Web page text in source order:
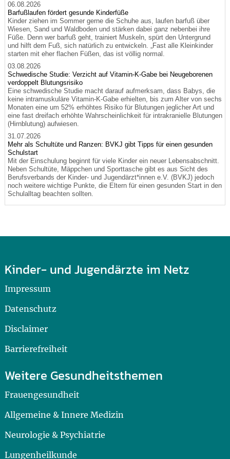
06.08.2026
Barfußlaufen fördert gesunde Kinderfüße
Kinder ziehen im Sommer gerne die Schuhe aus, laufen barfuß über
Wiesen, Sand und Waldboden und stärken dabei ganz nebenbei ihre
Füße. Denn wer barfuß geht, trainiert Muskeln, spürt den Untergrund
und hilft dem Fuß, sich natürlich zu entwickeln. „Fast alle Kleinkinder
starten mit eher flachen Füßen, das ist völlig normal.
03.08.2026
Schwedische Studie: Verzicht auf Vitamin-K-Gabe bei Neugeborenen
verdoppelt Blutungsrisiko
Eine schwedische Studie macht darauf aufmerksam, dass Babys, die
keine intramuskuläre Vitamin-K-Gabe erhielten, bis zum Alter von sechs
Monaten eine um 52% erhöhtes Risiko für Blutungen jeglicher Art und
eine fast dreifach erhöhte Wahrscheinlichkeit für intrakranielle Blutungen
(Hirnblutung) aufwiesen.
31.07.2026
Mehr als Schultüte und Ranzen: BVKJ gibt Tipps für einen gesunden
Schulstart
Mit der Einschulung beginnt für viele Kinder ein neuer Lebensabschnitt.
Neben Schultüte, Mäppchen und Sporttasche gibt es aus Sicht des
Berufsverbands der Kinder- und Jugendärzt*innen e.V. (BVKJ) jedoch
noch weitere wichtige Punkte, die Eltern für einen gesunden Start in den
Schulalltag beachten sollten.
Kinder- und Jugendärzte im Netz
Impressum
Datenschutz
Disclaimer
Barrierefreiheit
Weitere Gesundheitsthemen
Frauengesundheit
Allgemeine & Innere Medizin
Neurologie & Psychiatrie
Lungenheilkunde